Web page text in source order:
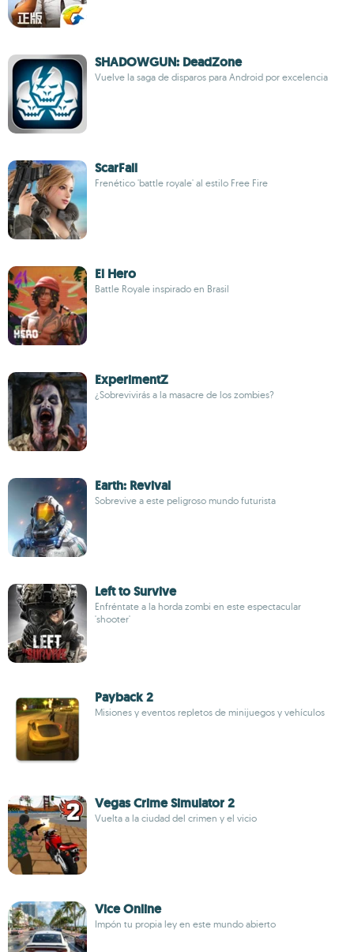
SHADOWGUN: DeadZone
Vuelve la saga de disparos para Android por excelencia
ScarFall
Frenético 'battle royale' al estilo Free Fire
El Hero
Battle Royale inspirado en Brasil
ExperimentZ
¿Sobrevivirás a la masacre de los zombies?
Earth: Revival
Sobrevive a este peligroso mundo futurista
Left to Survive
Enfréntate a la horda zombi en este espectacular
'shooter'
Payback 2
Misiones y eventos repletos de minijuegos y vehículos
Vegas Crime Simulator 2
Vuelta a la ciudad del crimen y el vicio
Vice Online
Impón tu propia ley en este mundo abierto